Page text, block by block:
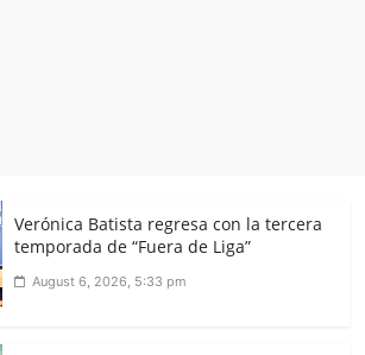
Verónica Batista regresa con la tercera
temporada de “Fuera de Liga”
August 6, 2026, 5:33 pm